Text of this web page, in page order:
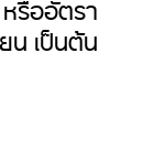
น เป็นต้น